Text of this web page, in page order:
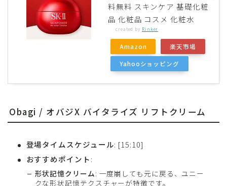
料無料 スキンケア 基礎化粧
品 化粧品 コスメ 化粧水
created by Rinker
Amazon 楽天市場
Yahooショッピング
Obagi / オバジX バイタライズ リフトクリーム
登場タイムスケジュール: [15:10]
おすすめポイント:
形状記憶クリーム: 一度崩しても元に戻る、ユニー
クな形状記憶テクスチャーが特徴です。